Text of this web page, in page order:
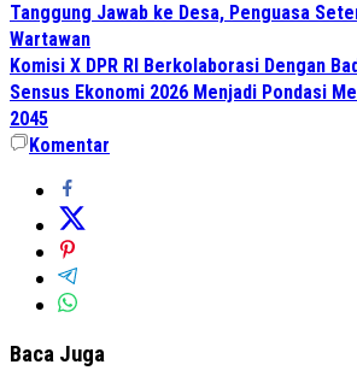
Tanggung Jawab ke Desa, Penguasa
Wartawan
Komisi X DPR RI Berkolaborasi Dengan
Sensus Ekonomi 2026 Menjadi Pondasi
2045
Komentar
Baca Juga